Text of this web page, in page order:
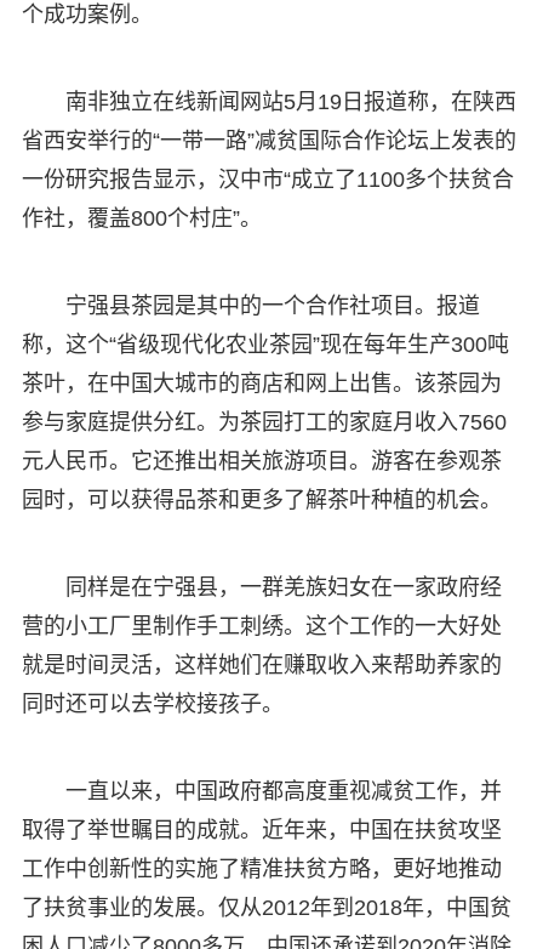
个成功案例。
南非独立在线新闻网站5月19日报道称，在陕西
省西安举行的“一带一路”减贫国际合作论坛上发表的
一份研究报告显示，汉中市“成立了1100多个扶贫合
作社，覆盖800个村庄”。
宁强县茶园是其中的一个合作社项目。报道
称，这个“省级现代化农业茶园”现在每年生产300吨
茶叶，在中国大城市的商店和网上出售。该茶园为
参与家庭提供分红。为茶园打工的家庭月收入7560
元人民币。它还推出相关旅游项目。游客在参观茶
园时，可以获得品茶和更多了解茶叶种植的机会。
同样是在宁强县，一群羌族妇女在一家政府经
营的小工厂里制作手工刺绣。这个工作的一大好处
就是时间灵活，这样她们在赚取收入来帮助养家的
同时还可以去学校接孩子。
一直以来，中国政府都高度重视减贫工作，并
取得了举世瞩目的成就。近年来，中国在扶贫攻坚
工作中创新性的实施了精准扶贫方略，更好地推动
了扶贫事业的发展。仅从2012年到2018年，中国贫